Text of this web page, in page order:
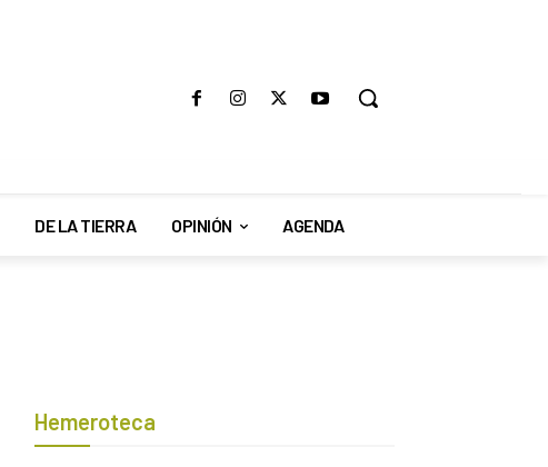
DE LA TIERRA OPINIÓN AGENDA
Hemeroteca